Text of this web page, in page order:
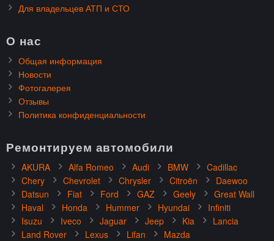
Для владельцев АТП и СТО
О нас
Общая информация
Новости
Фотогалерея
Отзывы
Политика конфиденциальности
Ремонтируем автомобили
AKURA Alfa Romeo Audi BMW
Cadillac
Chery
Chevrolet Chrysler Citroën
Daewoo
Datsun
Fiat Ford GAZ Geely
Great Wall
Haval
Honda Hummer Hyundai
Infiniti
Isuzu
Iveco Jaguar Jeep Kia
Lancia
Land Rover
Lexus Lifan
Mazda